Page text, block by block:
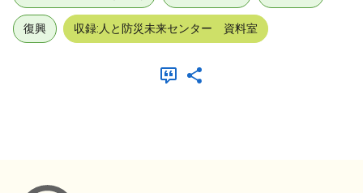
復興 収録:人と防災未来センター 資料室